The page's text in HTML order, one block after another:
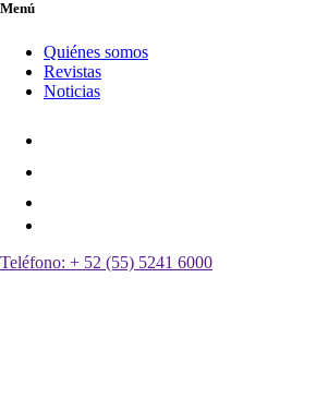
Menú
Quiénes somos
Revistas
Noticias
Teléfono: + 52 (55) 5241 6000